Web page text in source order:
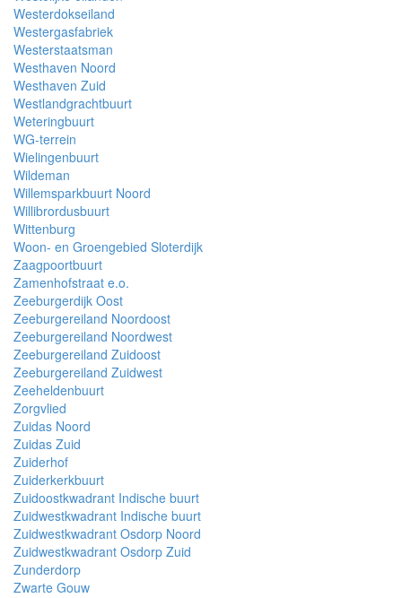
Westerdokseiland
Westergasfabriek
Westerstaatsman
Westhaven Noord
Westhaven Zuid
Westlandgrachtbuurt
Weteringbuurt
WG-terrein
Wielingenbuurt
Wildeman
Willemsparkbuurt Noord
Willibrordusbuurt
Wittenburg
Woon- en Groengebied Sloterdijk
Zaagpoortbuurt
Zamenhofstraat e.o.
Zeeburgerdijk Oost
Zeeburgereiland Noordoost
Zeeburgereiland Noordwest
Zeeburgereiland Zuidoost
Zeeburgereiland Zuidwest
Zeeheldenbuurt
Zorgvlied
Zuidas Noord
Zuidas Zuid
Zuiderhof
Zuiderkerkbuurt
Zuidoostkwadrant Indische buurt
Zuidwestkwadrant Indische buurt
Zuidwestkwadrant Osdorp Noord
Zuidwestkwadrant Osdorp Zuid
Zunderdorp
Zwarte Gouw